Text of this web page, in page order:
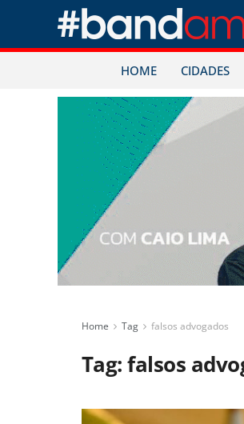
HOME CIDADES
Home Tag falsos advogados
Tag:falsos